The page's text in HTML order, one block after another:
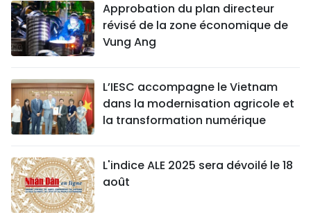
Approbation du plan directeur
révisé de la zone économique de
Vung Ang
L’IESC accompagne le Vietnam
dans la modernisation agricole et
la transformation numérique
L'indice ALE 2025 sera dévoilé le 18
août